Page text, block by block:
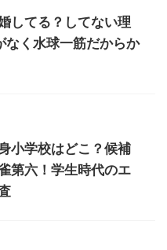
してる？してない理
なく水球一筋だからか
小学校はどこ？候補
第六！学生時代のエ